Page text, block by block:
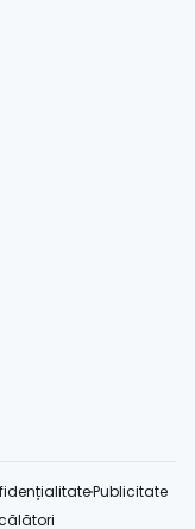
Publicitate